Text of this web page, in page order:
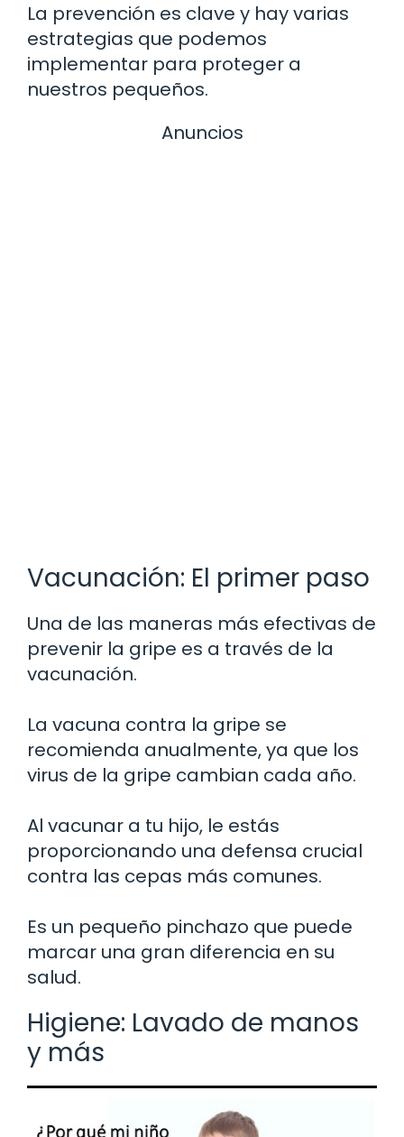
La prevención es clave y hay varias
estrategias que podemos
implementar para proteger a
nuestros pequeños.
Anuncios
Vacunación: El primer paso
Una de las maneras más efectivas de
prevenir la gripe es a través de la
vacunación.
La vacuna contra la gripe se
recomienda anualmente, ya que los
virus de la gripe cambian cada año.
Al vacunar a tu hijo, le estás
proporcionando una defensa crucial
contra las cepas más comunes.
Es un pequeño pinchazo que puede
marcar una gran diferencia en su
salud.
Higiene: Lavado de manos
y más